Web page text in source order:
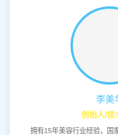
李美
创始人/技
拥有15年美容行业经验，国